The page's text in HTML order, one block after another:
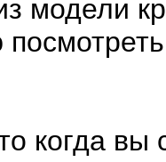
модели
когда